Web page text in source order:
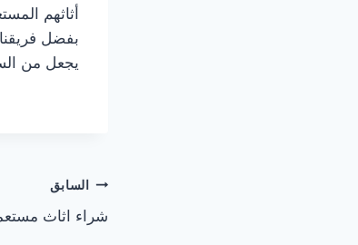
أثاثهم
بفضل
يجعل من
تصفّح
المقالات
السابق
شراء اثاث